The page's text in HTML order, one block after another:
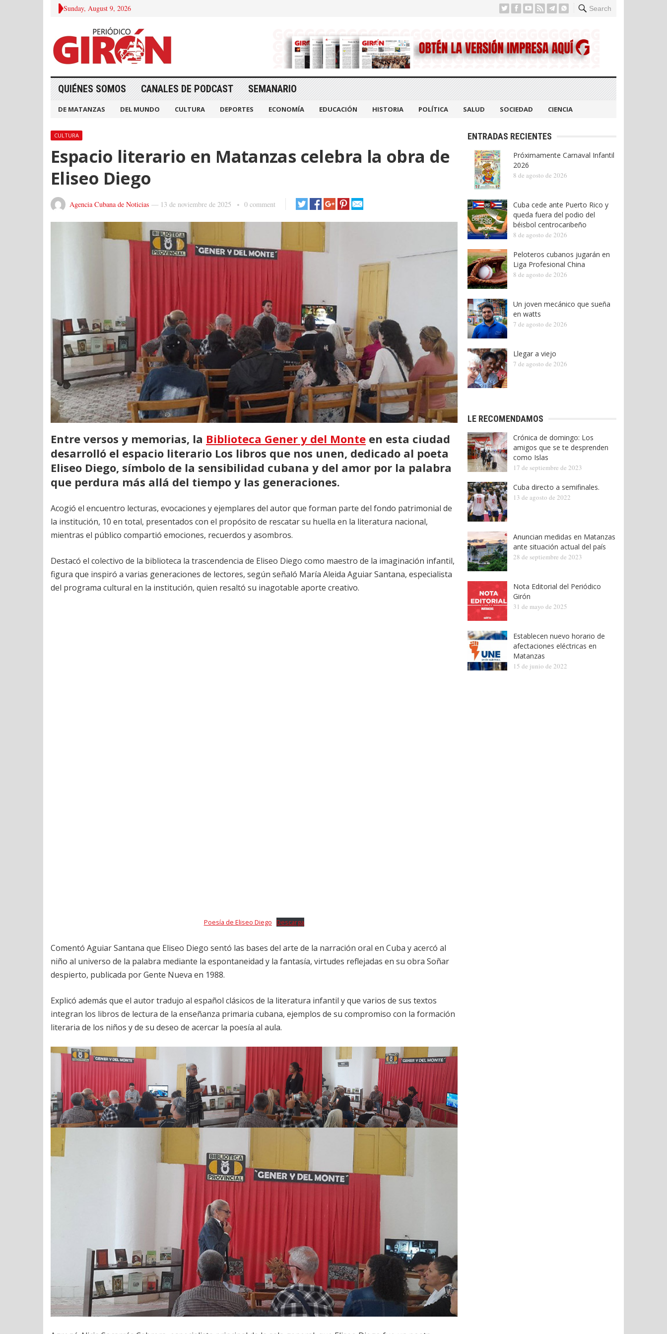
Sunday, August 9, 2026 Search
QUIÉNES SOMOS CANALES DE PODCAST SEMANARIO
DE MATANZAS DEL MUNDO CULTURA DEPORTES ECONOMÍA EDUCACIÓN HISTORIA POLÍTICA SALUD SOCIEDAD CIENCIA
CULTURA
Espacio literario en Matanzas celebra la obra de
Eliseo Diego
Agencia Cubana de Noticias — 13 de noviembre de 2025 0 comment
Entre versos y memorias, la Biblioteca Gener y del Monte en esta ciudad
desarrolló el espacio literario Los libros que nos unen, dedicado al poeta
Eliseo Diego, símbolo de la sensibilidad cubana y del amor por la palabra
que perdura más allá del tiempo y las generaciones.
Acogió el encuentro lecturas, evocaciones y ejemplares del autor que forman parte del fondo patrimonial de
la institución, 10 en total, presentados con el propósito de rescatar su huella en la literatura nacional,
mientras el público compartió emociones, recuerdos y asombros.
Destacó el colectivo de la biblioteca la trascendencia de Eliseo Diego como maestro de la imaginación infantil,
figura que inspiró a varias generaciones de lectores, según señaló María Aleida Aguiar Santana, especialista
del programa cultural en la institución, quien resaltó su inagotable aporte creativo.
Poesía de Eliseo Diego Descarga
Comentó Aguiar Santana que Eliseo Diego sentó las bases del arte de la narración oral en Cuba y acercó al
niño al universo de la palabra mediante la espontaneidad y la fantasía, virtudes reflejadas en su obra Soñar
despierto, publicada por Gente Nueva en 1988.
Explicó además que el autor tradujo al español clásicos de la literatura infantil y que varios de sus textos
integran los libros de lectura de la enseñanza primaria cubana, ejemplos de su compromiso con la formación
literaria de los niños y de su deseo de acercar la poesía al aula.
ENTRADAS RECIENTES
Próximamente Carnaval Infantil
2026
8 de agosto de 2026
Cuba cede ante Puerto Rico y
queda fuera del podio del
béisbol centrocaribeño
8 de agosto de 2026
Peloteros cubanos jugarán en
Liga Profesional China
8 de agosto de 2026
Un joven mecánico que sueña
en watts
7 de agosto de 2026
Llegar a viejo
7 de agosto de 2026
LE RECOMENDAMOS
Crónica de domingo: Los
amigos que se te desprenden
como Islas
17 de septiembre de 2023
Cuba directo a semifinales.
13 de agosto de 2022
Anuncian medidas en Matanzas
ante situación actual del país
28 de septiembre de 2023
Nota Editorial del Periódico
Girón
31 de mayo de 2025
Establecen nuevo horario de
afectaciones eléctricas en
Matanzas
15 de junio de 2022